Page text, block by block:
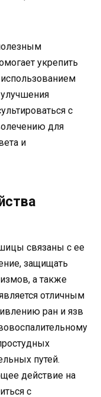
укрепить
с
для
и
связаны с ее
защищать
а также
отличным
ран и язв
путей.
действие на
с